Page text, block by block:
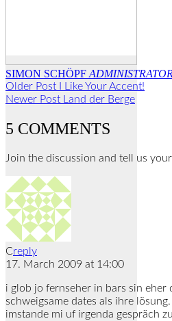
SIMON SCHÖPF
Older Post
I Like Your Accent!
Newer Post Land der Berge
5 COMMENTS
Join the discussion and tell us
Creply
17. March 2009 at 14:00
i glob jo fernseher in bars sin eher
schweigsame dates als ihre
imstande mi uf irgenda gespräch